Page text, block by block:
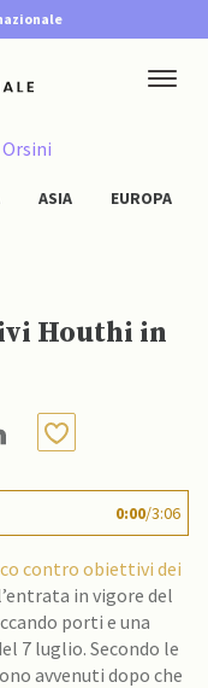
ASIA EUROPA
Houthi in
0:00/3:06
contro obiettivi dei
in vigore del
porti e una
7 luglio. Secondo le
avvenuti dopo che